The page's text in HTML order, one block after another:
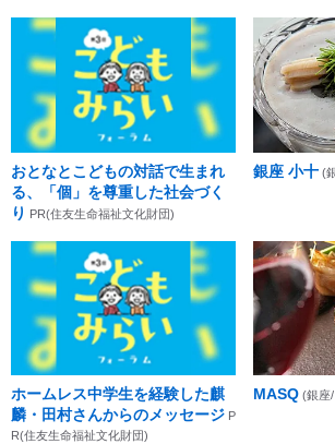
おとなとこどもの対話で生まれ
る、「個」を尊重した社会づく
り PR(住友生命福祉文化財団)
銀座 小十 (
ホームレス中学生を経験した麒
麟・田村さんからのメッセージ P
R(住友生命福祉文化財団)
MASQ (銀座